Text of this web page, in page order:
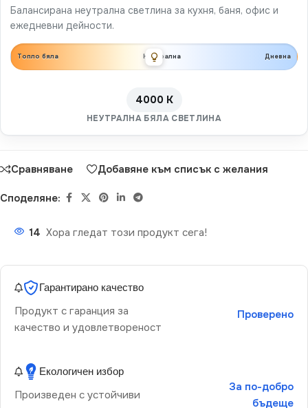
Балансирана неутрална светлина за кухня, баня, офис и
ежедневни дейности.
Топло бяла Неутрална Дневна
4000 K
НЕУТРАЛНА БЯЛА СВЕТЛИНА
Сравняване Добавяне към списък с желания
Споделяне:
14 Хора гледат този продукт сега!
Гарантирано качество
Продукт с гаранция за
качество и удовлетвореност
Проверено
Екологичен избор
Произведен с устойчиви
За по-добро
бъдеще